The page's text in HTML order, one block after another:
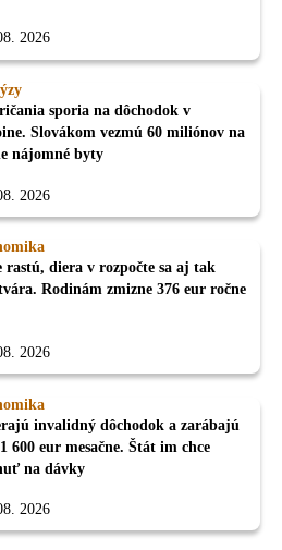
2026
sporia na dôchodok v
Slovákom vezmú 60 miliónov na
nájomné byty
2026
rastú, diera v rozpočte sa aj tak
Rodinám zmizne 376 eur ročne
2026
invalidný dôchodok a zarábajú
600 eur mesačne. Štát im chce
na dávky
2026